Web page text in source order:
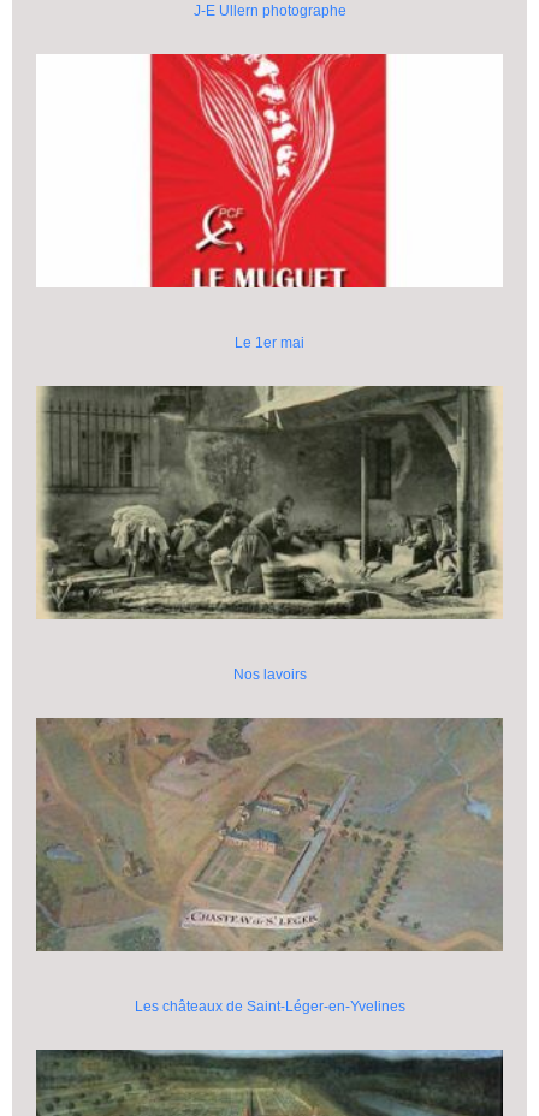
J-E Ullern photographe
Le 1er mai
Nos lavoirs
Les châteaux de Saint-Léger-en-Yvelines